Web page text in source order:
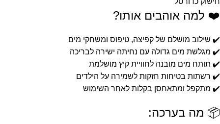
❤️ למה אוהבים אותו?
✔️ שילוב מושלם של קפיצה, טיפוס ומשחקי מים
✔️ מגלשת מים גדולה עם נחיתה ישירה לבריכה
✔️ תותח מים מובנה לחוויית קיץ מושלמת
✔️ רשתות בטיחות חזקות לשמירה על הילדים
✔️ מתקפל ומתאחסן בקלות לאחר השימוש
📦 מה בערכה: